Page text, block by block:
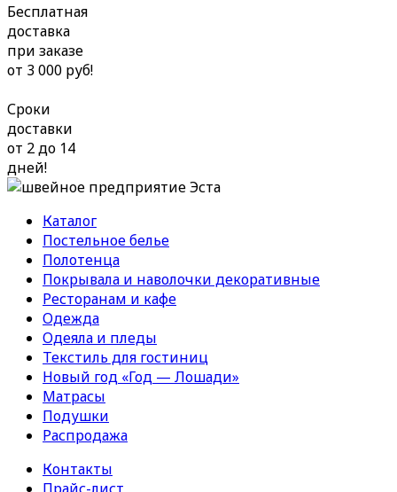
Бесплатная
доставка
при заказе
от 3 000 руб!
Сроки
доставки
от 2 до 14
дней!
Каталог
Постельное белье
Полотенца
Покрывала и наволочки декоративные
Ресторанам и кафе
Одежда
Одеяла и пледы
Текстиль для гостиниц
Новый год «Год — Лошади»
Матрасы
Подушки
Распродажа
Контакты